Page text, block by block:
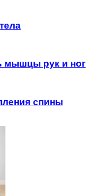
мышцы рук и ног
спины